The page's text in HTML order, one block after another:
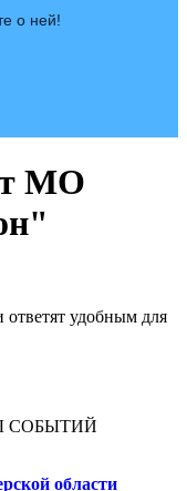
о ней!
МО
ответят удобным для
СОБЫТИЙ
области